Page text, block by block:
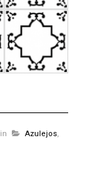
in Azulejos